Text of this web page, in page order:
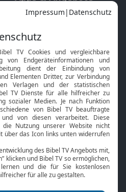
Mobile App
Smart TV
HbbTV
Bibelthek Online-Bibel
Nächster Gottesdienst
Service
Kontakt
TV-Empfang